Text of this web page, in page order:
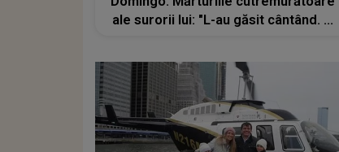
ale surorii lui: "L-au găsit cântând. A